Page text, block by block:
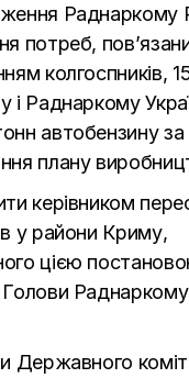
потреб,
колгоспників,
і Раднаркому
автобензину за
плану
керівником
у райони Криму,
цією
Голови
Державного